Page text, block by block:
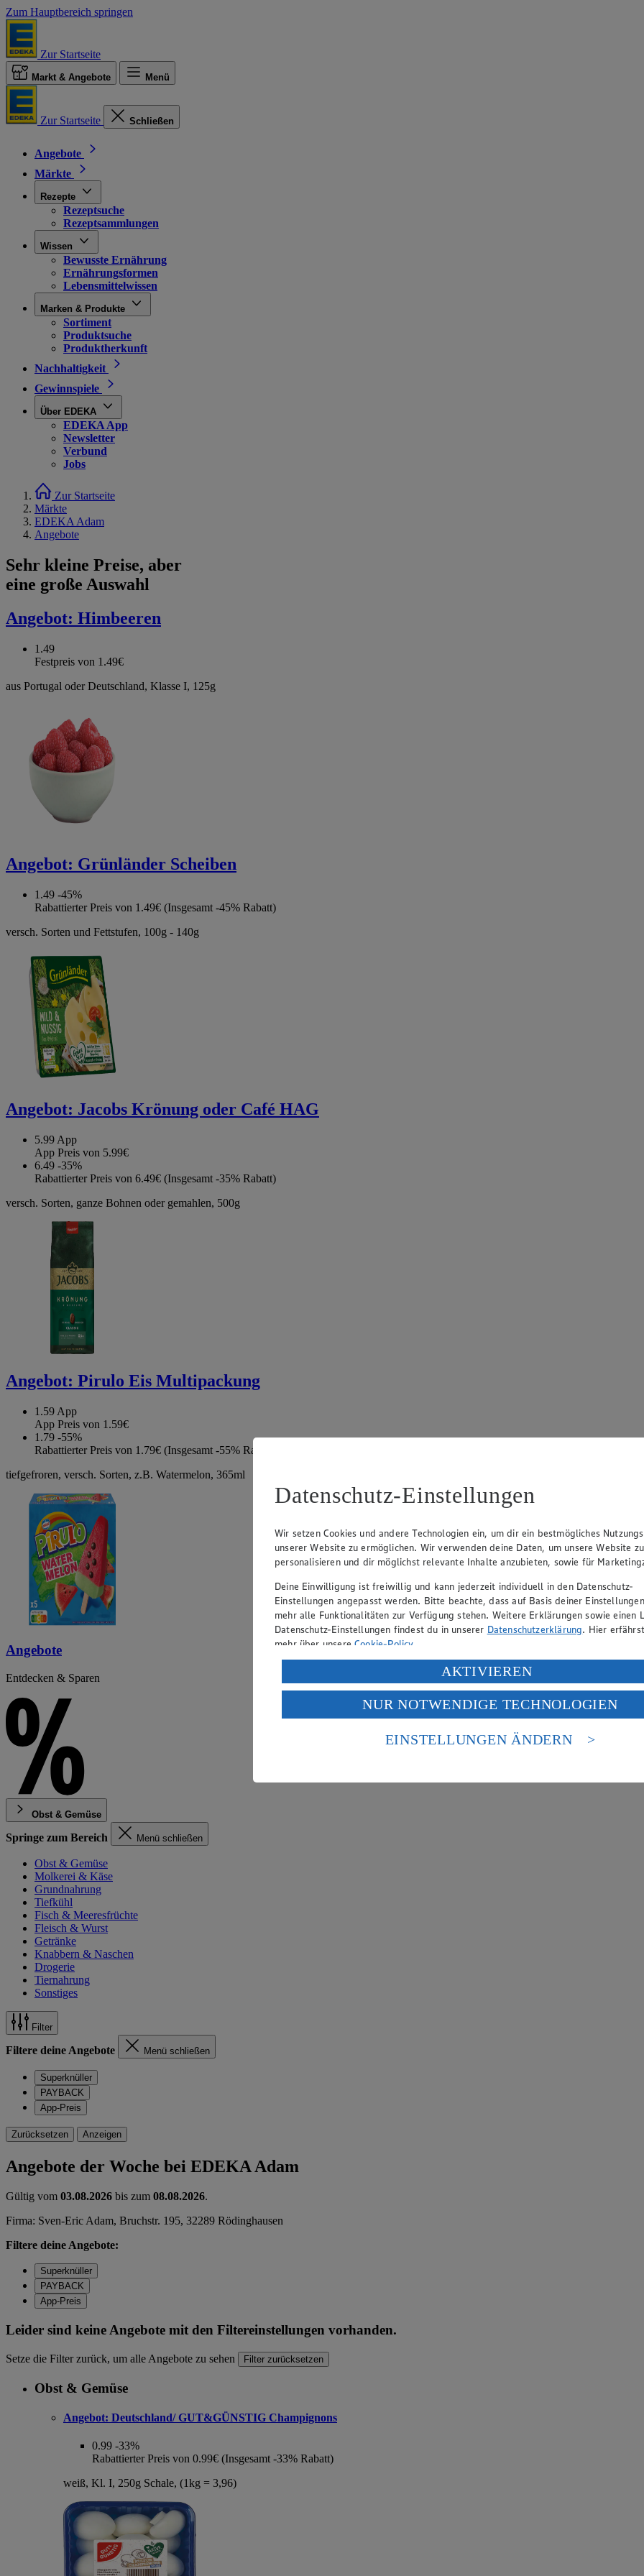
Zum Hauptbereich springen
Zur Startseite
Markt & Angebote Menü
Zur Startseite Schließen
Angebote
Märkte
Rezepte
Rezeptsuche
Rezeptsammlungen
Wissen
Bewusste Ernährung
Ernährungsformen
Lebensmittelwissen
Marken & Produkte
Sortiment
Produktsuche
Produktherkunft
Nachhaltigkeit
Gewinnspiele
Über EDEKA
EDEKA App
Newsletter
Verbund
Jobs
Zur Startseite
Märkte
EDEKA Adam
Angebote
Sehr kleine Preise, aber
eine große Auswahl
Angebot: Himbeeren
1.49
Festpreis von 1.49€
aus Portugal oder Deutschland, Klasse I, 125g
Angebot: Grünländer Scheiben
1.49 -45%
Rabattierter Preis von 1.49€ (Insgesamt -45% Rabatt)
versch. Sorten und Fettstufen, 100g - 140g
Angebot: Jacobs Krönung oder Café HAG
5.99 App
App Preis von 5.99€
6.49 -35%
Rabattierter Preis von 6.49€ (Insgesamt -35% Rabatt)
versch. Sorten, ganze Bohnen oder gemahlen, 500g
Angebot: Pirulo Eis Multipackung
1.59 App
App Preis von 1.59€
1.79 -55%
Rabattierter Preis von 1.79€ (Insgesamt -55% Rabatt)
tiefgefroren, versch. Sorten, z.B. Watermelon, 365ml
Angebote
Entdecken & Sparen
Obst & Gemüse
Springe zum Bereich Menü schließen
Obst & Gemüse
Molkerei & Käse
Grundnahrung
Tiefkühl
Fisch & Meeresfrüchte
Fleisch & Wurst
Getränke
Knabbern & Naschen
Drogerie
Tiernahrung
Sonstiges
Filter
Filtere deine Angebote Menü schließen
Superknüller
PAYBACK
App-Preis
Zurücksetzen Anzeigen
Angebote der Woche bei EDEKA Adam
Gültig vom 03.08.2026 bis zum 08.08.2026.
Firma: Sven-Eric Adam, Bruchstr. 195, 32289 Rödinghausen
Filtere deine Angebote:
Superknüller
PAYBACK
App-Preis
Leider sind keine Angebote mit den Filtereinstellungen vorhanden.
Setze die Filter zurück, um alle Angebote zu sehen Filter zurücksetzen
Obst & Gemüse
Angebot: Deutschland/ GUT&GÜNSTIG Champignons
0.99 -33%
Rabattierter Preis von 0.99€ (Insgesamt -33% Rabatt)
weiß, Kl. I, 250g Schale, (1kg = 3,96)
Datenschutz-Einstellungen
Wir setzen Cookies und andere Technologien ein, um dir ein bestmögliches
unserer Website zu ermöglichen. Wir verwenden deine Daten, um unsere Website zu
personalisieren und dir möglichst relevante Inhalte anzubieten, sowie für
Deine Einwilligung ist freiwillig und kann jederzeit individuell in den Datenschutz-
Einstellungen angepasst werden. Bitte beachte, dass auf Basis deiner
mehr alle Funktionalitäten zur Verfügung stehen. Weitere Erklärungen sowie einen
Datenschutz-Einstellungen findest du in unserer Datenschutzerklärung. Hier
mehr über unsereCookie-Policy.
Verarbeitung deiner personenbezogenen Daten in den USA durch Facebook und
Wenn du auf „Aktivieren“ klickst, willigst du im Sinne des Art. 49 Abs. 1 Satz 1 lit.
ein, dass deine Daten in den USA verarbeitet werden. Der EuGH sieht die USA als
einem nach europäischen Standards nicht angemessenen Datenschutzniveau an. Es
Risiko eines Zugriffs durch US-amerikanische Behörden.
AKTIVIEREN
NUR NOTWENDIGE TECHNOLOGIEN
EINSTELLUNGEN ÄNDERN